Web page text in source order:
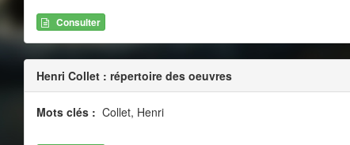
Consulter
Henri Collet : répertoire des oeuvres
Mots clés : Collet, Henri